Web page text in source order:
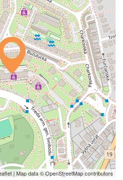
| Map data ©OpenStreetMapcontributors